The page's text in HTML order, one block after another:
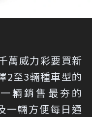
萬威力彩要買新
2至3輛種車型的
輛銷售最夯的
一輛方便每日通